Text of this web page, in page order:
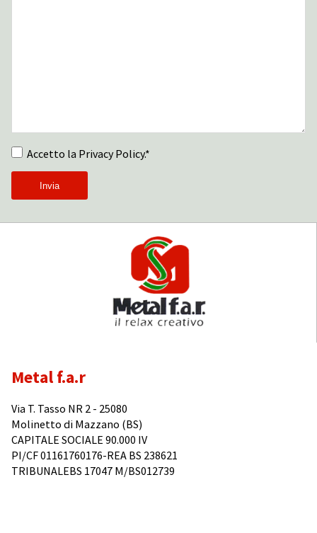
Accetto la Privacy Policy.*
Metal f.a.r
Via T. Tasso NR 2 - 25080
Molinetto di Mazzano (BS)
CAPITALE SOCIALE 90.000 IV
PI/CF 01161760176-REA BS 238621
TRIBUNALEBS 17047 M/BS012739